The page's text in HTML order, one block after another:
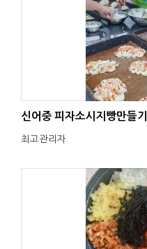
신어중 피자소시지빵만들기
최고관리자